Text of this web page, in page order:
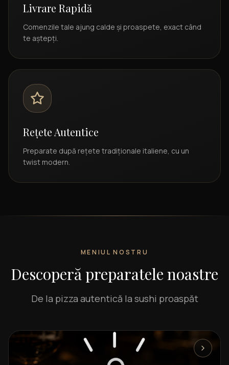
Livrare Rapidă
Comenzile tale ajung calde și proaspete, exact când
te aștepți.
Rețete Autentice
Preparate după rețete tradiționale italiene, cu un
twist modern.
MENIUL NOSTRU
Descoperă preparatele noastre
De la pizza autentică la sushi proaspăt